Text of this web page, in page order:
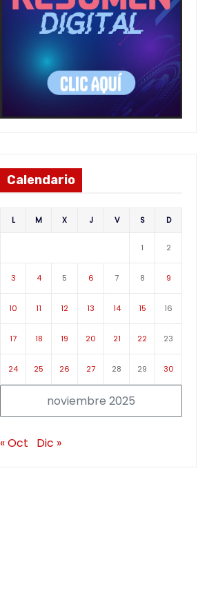
Calendario
noviembre 2025
L M X J V S D
1 2
3 4 5 6 7 8 9
10 11 12 13 14 15 16
17 18 19 20 21 22 23
24 25 26 27 28 29 30
« Oct Dic »